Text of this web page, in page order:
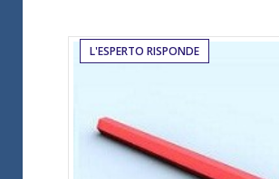
L'ESPERTO RISPONDE